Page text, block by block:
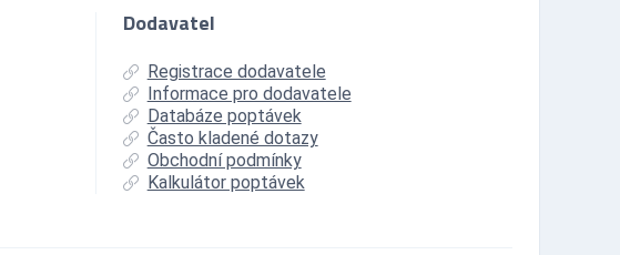
Dodavatel
Registrace dodavatele
Informace pro dodavatele
Databáze poptávek
Často kladené dotazy
Obchodní podmínky
Kalkulátor poptávek